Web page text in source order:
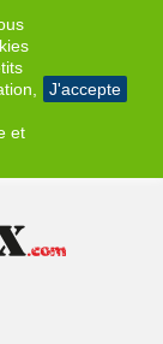
et
J'accepte